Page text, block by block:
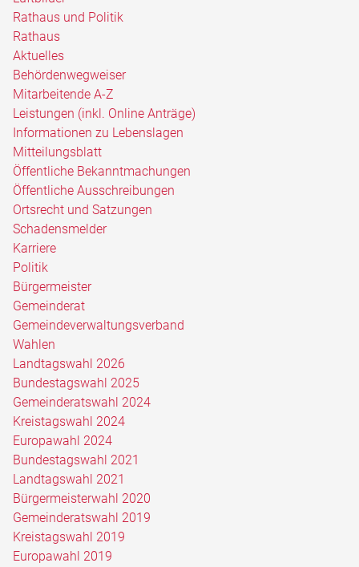
Rathaus und Politik
Rathaus
Aktuelles
Behördenwegweiser
Mitarbeitende A-Z
Leistungen (inkl. Online Anträge)
Informationen zu Lebenslagen
Mitteilungsblatt
Öffentliche Bekanntmachungen
Öffentliche Ausschreibungen
Ortsrecht und Satzungen
Schadensmelder
Karriere
Politik
Bürgermeister
Gemeinderat
Gemeindeverwaltungsverband
Wahlen
Landtagswahl 2026
Bundestagswahl 2025
Gemeinderatswahl 2024
Kreistagswahl 2024
Europawahl 2024
Bundestagswahl 2021
Landtagswahl 2021
Bürgermeisterwahl 2020
Gemeinderatswahl 2019
Kreistagswahl 2019
Europawahl 2019